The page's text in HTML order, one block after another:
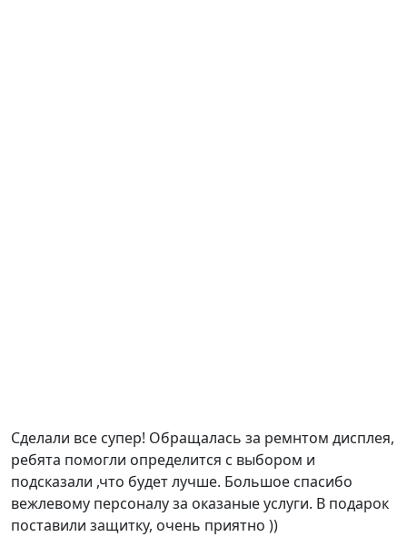
Сделали все супер! Обращалась за ремнтом дисплея,
ребята помогли определится с выбором и
подсказали ,что будет лучше. Большое спасибо
вежлевому персоналу за оказаные услуги. В подарок
поставили защитку, очень приятно ))